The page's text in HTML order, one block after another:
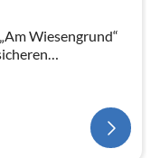
Wiesengrund“
direkt vor